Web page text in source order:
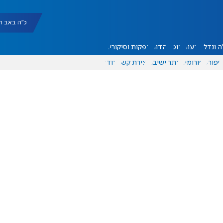
כ"ה באב תשפ"ו
ונדל"ן דעות אוכל יהדות הפקות וסיקורים
ספורט פורומים אתר ישיבה יצירת קשר עוד